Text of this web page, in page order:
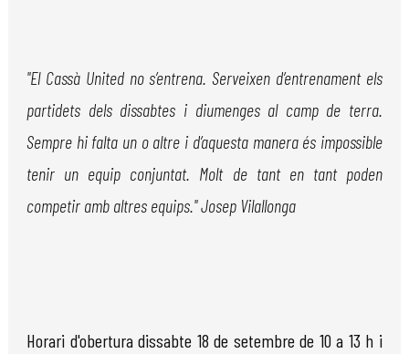
"El Cassà United no s’entrena. Serveixen d’entrenament els
partidets dels dissabtes i diumenges al camp de terra.
Sempre hi falta un o altre i d’aquesta manera és impossible
tenir un equip conjuntat. Molt de tant en tant poden
competir amb altres equips." Josep Vilallonga
Horari d'obertura dissabte 18 de setembre de 10 a 13 h i